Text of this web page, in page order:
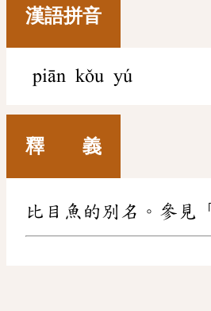
漢語拼音
piān kǒu yú
釋 義
比目魚的別名。參見「